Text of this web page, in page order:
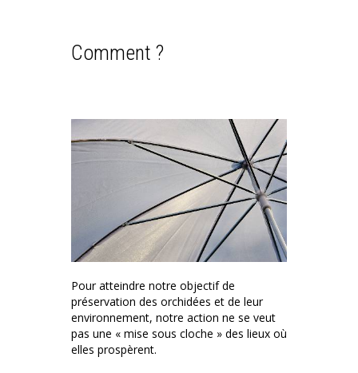
Comment ?
Pour atteindre notre objectif de
préservation des orchidées et de leur
environnement, notre action ne se veut
pas une « mise sous cloche » des lieux où
elles prospèrent.